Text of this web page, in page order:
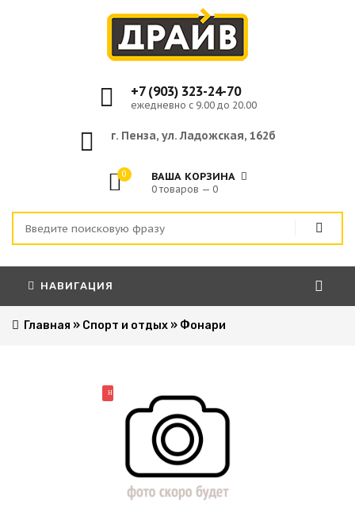
+7 (903) 323-24-70
ежедневно с 9.00 до 20.00
г. Пенза, ул. Ладожская, 162б
0 ВАША КОРЗИНА
0 товаров — 0
НАВИГАЦИЯ
Главная » Спорт и отдых » Фонари
НОВИНКА